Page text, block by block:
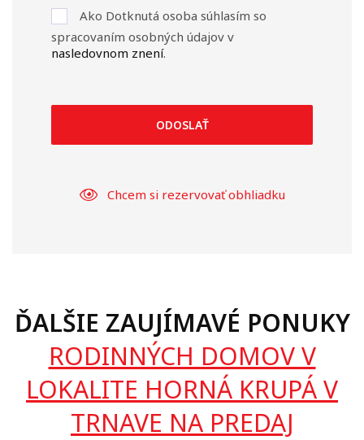
Ako Dotknutá osoba súhlasím so
spracovaním osobných údajov v
nasledovnom znení.
ODOSLAŤ
Chcem si rezervovať obhliadku
ĎALŠIE ZAUJÍMAVÉ PONUKY
RODINNÝCH DOMOV V
LOKALITE HORNÁ KRUPÁ V
TRNAVE NA PREDAJ